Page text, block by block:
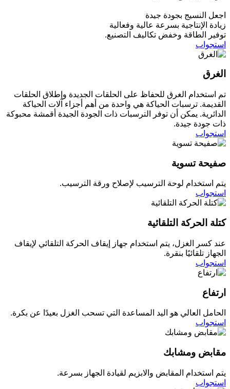
اجعل النسيج بجودة جيدة
زيادة الإنتاجية بسرعة عالية وفعالية
توفير الطاقة وخفض تكاليف التصنيع.
استجواب
الغرق
تم استخدام الغرق للحفاظ على الحلقات الجديدة وإطلاق الحلقات
القديمة. ترسبات الحياكة هي واحدة من أهم أجزاء آلات الحياكة
الدائرية. يمكن أن توفر الترسبات ذات الجودة الجيدة أقمشة محبوكة
ذات جودة جيدة.
استجواب
صفيحة تسوية
يتم استخدام لوحة الترسيب لإصلاح ورقة الترسيب.
استجواب
كتلة الحركة التلقائية
عند كسر الغزل، يتم استخدام جهاز إيقاف الحركة التلقائي لإيقاف
الجهاز تلقائيًا بنقرة.
استجواب
ارتفاع
الحامل العالي هو اليد المساعدة التي تسحب الغزل بعيدًا عن بكرة.
استجواب
مقابض ومشابك
يتم استخدام المقابض والابزيم لقيادة الجهاز بسرعة.
استجواب